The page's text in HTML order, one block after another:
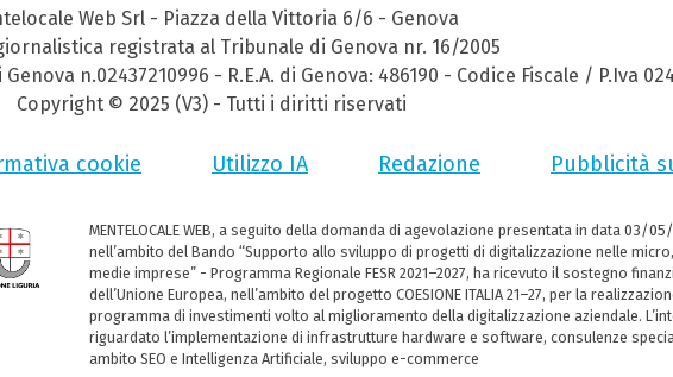
Web Srl - Piazza della Vittoria 6/6 - Genova
registrata al Tribunale di Genova nr. 16/2005
n.02437210996 - R.E.A. di Genova: 486190 - Codice Fiscale / P.Iva
Copyright © 2025 (V3) - Tutti i diritti riservati
cookie Utilizzo IA Redazione Pubblicità
MENTELOCALE WEB, a seguito della domanda di agevolazione presentata in data 03/
nell’ambito del Bando “Supporto allo sviluppo di progetti di digitalizzazione nelle
medie imprese” - Programma Regionale FESR 2021–2027, ha ricevuto il sostegno
dell’Unione Europea, nell’ambito del progetto COESIONE ITALIA 21–27, per la
programma di investimenti volto al miglioramento della digitalizzazione aziendale.
riguardato l’implementazione di infrastrutture hardware e software, consulenze
ambito SEO e Intelligenza Artificiale, sviluppo e-commerce